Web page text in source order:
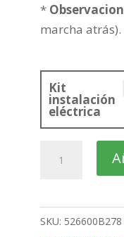
*
marcha atrás).
Kit
instalación
eléctrica
5
Puertas
SKU: 526600B278